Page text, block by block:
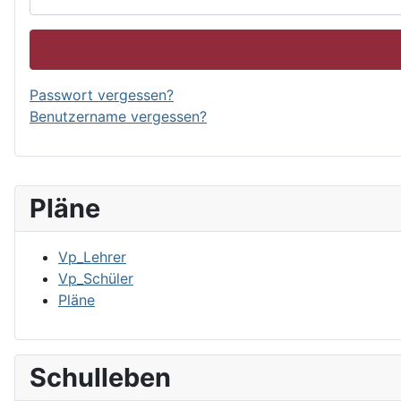
Pläne
Vp_Lehrer
Vp_Schüler
Pläne
Schulleben
Passwort vergessen?
Benutzername vergessen?